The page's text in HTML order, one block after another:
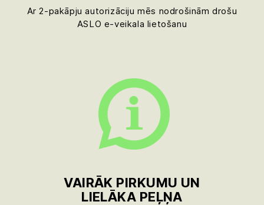
Ar 2-pakāpju autorizāciju mēs nodrošinām drošu
ASLO e-veikala lietošanu
VAIRĀK PIRKUMU UN
LIELĀKA PEĻŅA